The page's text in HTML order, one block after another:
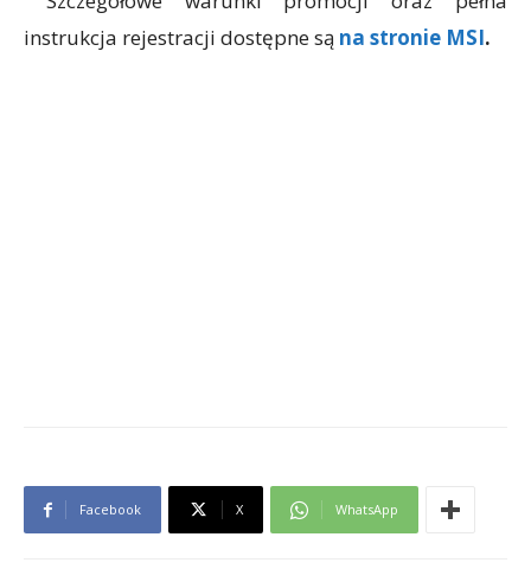
instrukcja rejestracji dostępne są na stronie MSI.
Facebook X WhatsApp